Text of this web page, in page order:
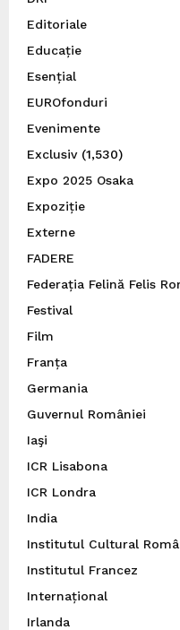
Editoriale
Educație
Esențial
EUROfonduri
Evenimente
Exclusiv(1,530)
Expo 2025 Osaka
Expoziție
Externe
FADERE
Federația Felină Felis
Festival
Film
Franța
Germania
Guvernul României
Iaşi
ICR Lisabona
ICR Londra
India
Institutul Cultural
Institutul Francez
Internațional
Irlanda